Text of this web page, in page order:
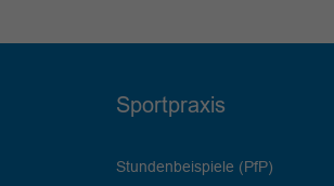
Sportpraxis
Stundenbeispiele (PfP)